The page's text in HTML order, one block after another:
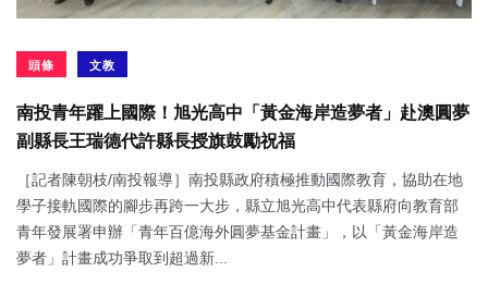
頭條 文教
南投青年躍上國際！旭光高中「黃金海岸造夢者」赴澳圓夢
副縣長王瑞德代許縣長授旗鼓勵祝福
［記者陳朝枝/南投報導］南投縣政府積極推動國際教育，協助在地
學子接軌國際的腳步再跨一大步，縣立旭光高中代表縣府向教育部
青年發展署申辦「青年百億海外圓夢基金計畫」，以「黃金海岸造
夢者」計畫成功爭取到超過新...